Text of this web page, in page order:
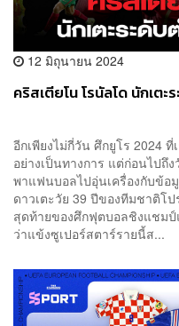
12 มิถุนายน 2024
คริสเตียโน โรนัลโด นักเต
อีกเพียงไม่กี่วัน ศึกยูโร 2024
อย่างเป็นทางการ แต่ก่อนไปถึ
พาแฟนบอลไปอุ่นเครื่องกับข้อ
ดาวเตะวัย 39 ปีของทีมชาติโ
สุดท้ายของศึกฟุตบอลชิงแชม
ว่าแข้งซูเปอร์สตาร์รายนี้ส...